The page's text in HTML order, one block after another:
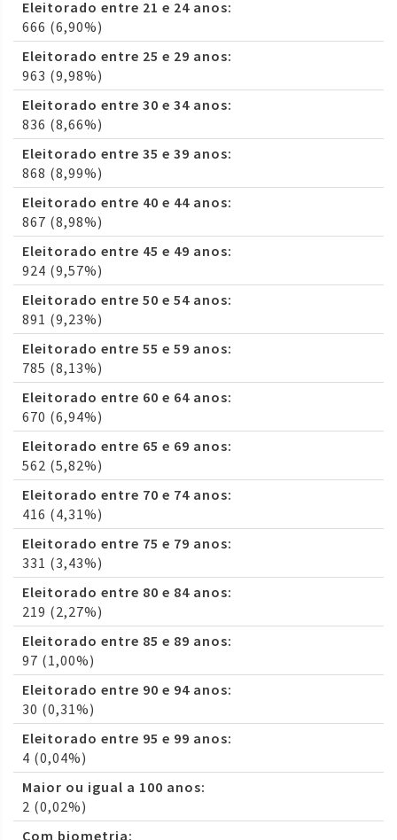
Eleitorado entre 21 e 24 anos:
666 (6,90%)
Eleitorado entre 25 e 29 anos:
963 (9,98%)
Eleitorado entre 30 e 34 anos:
836 (8,66%)
Eleitorado entre 35 e 39 anos:
868 (8,99%)
Eleitorado entre 40 e 44 anos:
867 (8,98%)
Eleitorado entre 45 e 49 anos:
924 (9,57%)
Eleitorado entre 50 e 54 anos:
891 (9,23%)
Eleitorado entre 55 e 59 anos:
785 (8,13%)
Eleitorado entre 60 e 64 anos:
670 (6,94%)
Eleitorado entre 65 e 69 anos:
562 (5,82%)
Eleitorado entre 70 e 74 anos:
416 (4,31%)
Eleitorado entre 75 e 79 anos:
331 (3,43%)
Eleitorado entre 80 e 84 anos:
219 (2,27%)
Eleitorado entre 85 e 89 anos:
97 (1,00%)
Eleitorado entre 90 e 94 anos:
30 (0,31%)
Eleitorado entre 95 e 99 anos:
4 (0,04%)
Maior ou igual a 100 anos:
2 (0,02%)
Com biometria: